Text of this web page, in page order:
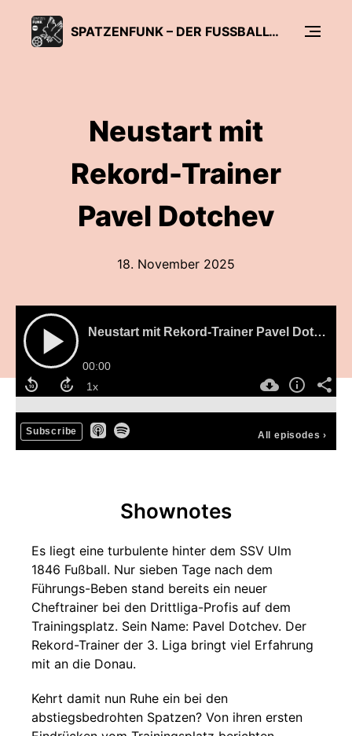
SPATZENFUNK – DER FUSSBALL-PODCAST DER SÜDWEST PRESSE
Neustart mit
Rekord-Trainer
Pavel Dotchev
18. November 2025
Neustart mit Rekord-Trainer Pavel Dotchev
00:00
Subscribe All episodes ›
Shownotes
Es liegt eine turbulente hinter dem SSV Ulm
1846 Fußball. Nur sieben Tage nach dem
Führungs-Beben stand bereits ein neuer
Cheftrainer bei den Drittliga-Profis auf dem
Trainingsplatz. Sein Name: Pavel Dotchev. Der
Rekord-Trainer der 3. Liga bringt viel Erfahrung
mit an die Donau.
Kehrt damit nun Ruhe ein bei den
abstiegsbedrohten Spatzen? Von ihren ersten